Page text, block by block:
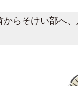
からそけい部へ